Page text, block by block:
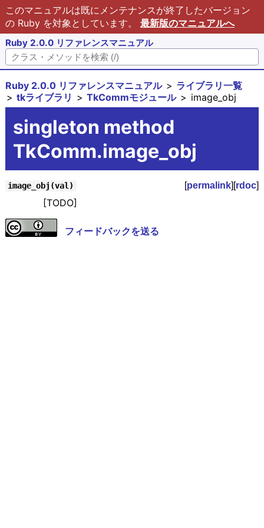
このマニュアルは既にメンテナンスが終了したバージョン
の Ruby を対象としています。 最新版のマニュアルへ
Ruby 2.0.0 リファレンスマニュアル
Ruby 2.0.0 リファレンスマニュアル
ライブラリ一覧
tkライブラリ
TkCommモジュール image_obj
singleton method
TkComm.image_obj
image_obj(val) [permalink][rdoc]
[TODO]
フィードバックを送る